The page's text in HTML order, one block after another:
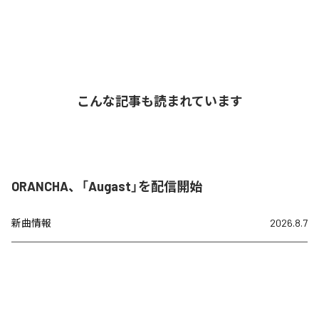
こんな記事も読まれています
ORANCHA、「Augast」を配信開始
新曲情報 2026.8.7